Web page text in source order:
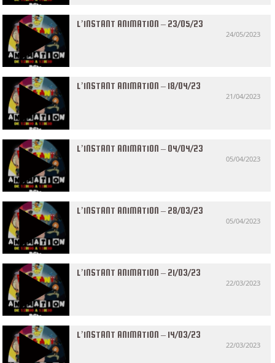
L’INSTANT ANIMATION – 23/05/23
24/05/2023
L’INSTANT ANIMATION – 18/04/23
21/04/2023
L’INSTANT ANIMATION – 04/04/23
05/04/2023
L’INSTANT ANIMATION – 28/03/23
05/04/2023
L’INSTANT ANIMATION – 21/03/23
22/03/2023
L’INSTANT ANIMATION – 14/03/23
22/03/2023